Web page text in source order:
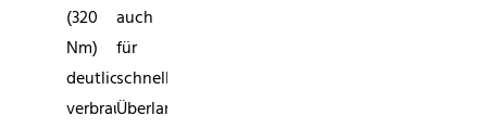
(320
Nm)
deutlich
verbrauchsärmer
auch
für
schnelle
Überlandfahrten